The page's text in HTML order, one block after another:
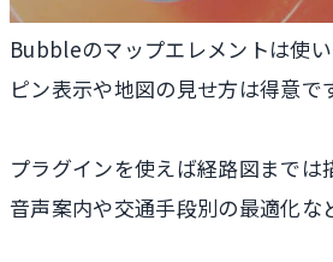
Bubbleのマップエレメントは使い
ピン表示や地図の見せ方は得意で
プラグインを使えば経路図までは
音声案内や交通手段別の最適化な